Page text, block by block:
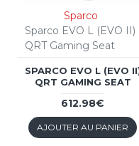
Sparco
Sparco EVO L (EVO II)
QRT Gaming Seat
SPARCO EVO L (EVO
QRT GAMING SEAT
612.98€
AJOUTER AU PANIER